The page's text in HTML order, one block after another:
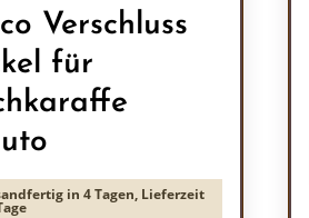
Verschluss
für
in 4 Tagen, Lieferzeit